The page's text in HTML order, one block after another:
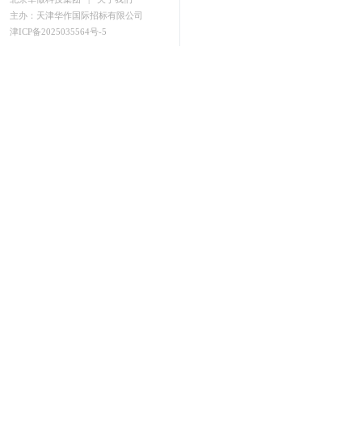
主办：天津华作国际招标有限公司
津ICP备2025035564号-5